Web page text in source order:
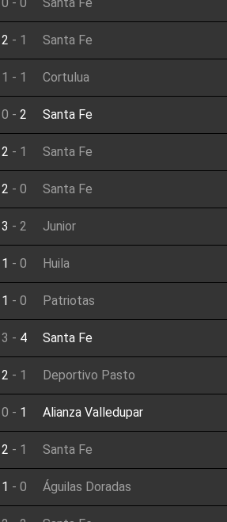
2 - 1 Santa Fe
1 - 1 Cortulua
0 - 2 Santa Fe
2 - 1 Santa Fe
2 - 0 Santa Fe
3 - 2 Junior
1 - 0 Huila
1 - 0 Patriotas
3 - 4 Santa Fe
2 - 1 Deportivo Pasto
0 - 1 Alianza Valledupar
2 - 1 Santa Fe
1 - 0 Águilas Doradas